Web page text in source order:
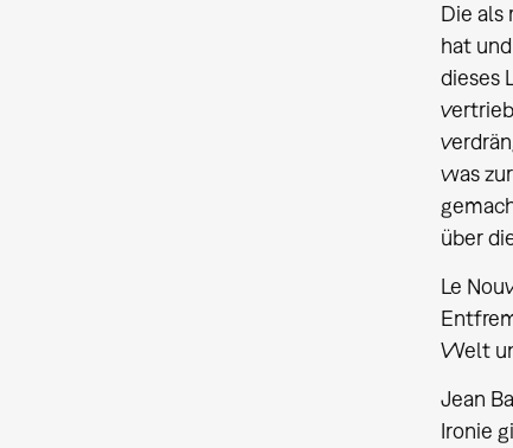
Die als
hat
dieses
was
über
Le
Welt
Jean
Ironie